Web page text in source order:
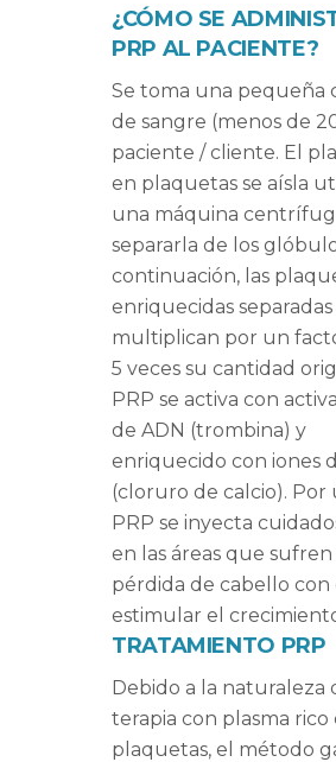
¿CÓMO SE
PRP AL PACIENTE?
Se toma una pequeña
de sangre (menos de
paciente / cliente. El
en plaquetas se aísla
una máquina
separarla de los
continuación, las
enriquecidas separadas
multiplican por un
5 veces su cantidad
PRP se activa con
de ADN (trombina) y
enriquecido con iones
(cloruro de calcio). Por
PRP se inyecta
en las áreas que sufren
pérdida de cabello con
estimular el
TRATAMIENTO PRP
Debido a la naturaleza
terapia con plasma rico
plaquetas, el método